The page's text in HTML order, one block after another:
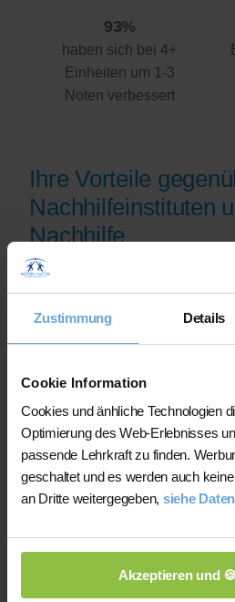
Zustimmung Details
Cookie Information
Cookies und änhliche Technologien
Optimierung des Web-Erlebnisses
passende Lehrkraft zu finden.
geschaltet und es werden auch
an Dritte weitergegeben, siehe
Akzeptieren und
93%
haben sich bei 4+
Einheiten um 1-3
Noten verbessert
Ihre Vorteile
Nachhilfeinstituten
Nachhilfe
Qualifikationsnachweise
Freischaltung geprüft
Nachhilfe-Team.net
möglichst schnell eine
passende Lehrkraft zu
Ausfall können Sie auf
Vermittlung einer
unterstützt werden.
ihren Unterricht
Die jeweilige Lehrkraft